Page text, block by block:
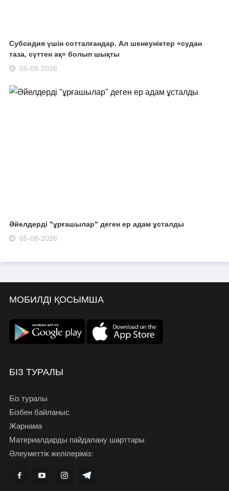
Субсидия үшін сотталғандар. Ал шенеуніктер «судан
таза, сүттен ақ» болып шықты
05-08-2026
Әйелдерді "ұрғашылар" деген ер адам ұсталды
05-08-2026
МОБИЛДІ ҚОСЫМША
БІЗ ТУРАЛЫ
Біз туралы
Бізбен байланыс
Жарнама
Материалдарды пайдалану шарттары
Әлеуметтік желілеріміз: